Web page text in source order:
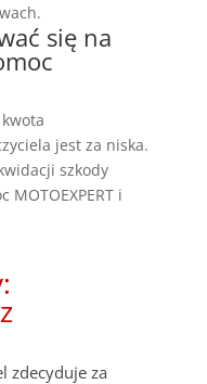
się na
jest za niska.
szkody
i
zdecyduje za